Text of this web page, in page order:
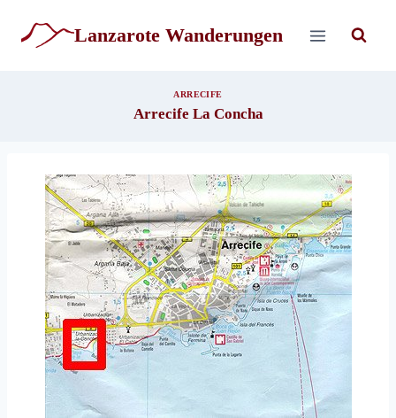
springen
Lanzarote Wanderungen
ARRECIFE
Arrecife La Concha